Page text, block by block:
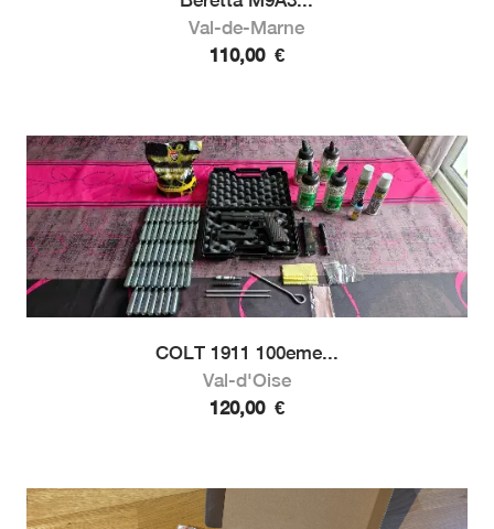
Val-de-Marne
110,00 €
COLT 1911 100eme...
Val-d'Oise
120,00 €